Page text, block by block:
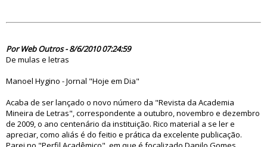
Por Web Outros - 8/6/2010 07:24:59
De mulas e letras
Manoel Hygino - Jornal "Hoje em Dia"
Acaba de ser lançado o novo número da "Revista da Academia
Mineira de Letras", correspondente a outubro, novembro e dezembro
de 2009, o ano centenário da instituição. Rico material a se ler e
apreciar, como aliás é do feitio e prática da excelente publicação.